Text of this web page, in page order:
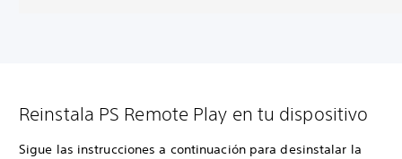
Reinstala PS Remote Play en tu dispositivo
Sigue las instrucciones a continuación para desinstalar la